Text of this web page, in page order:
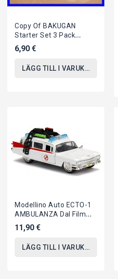
Copy Of BAKUGAN
Starter Set 3 Pack
DIAMOND CYNDEOUS 1
Ultra 2 Normal Etc....
6,90 €
LÄGG TILL I VARUKORGEN
Modellino Auto ECTO-1
AMBULANZA Dal Film
GHOSTBUSTERS Scala
1:64 Hot Wheels...
11,90 €
LÄGG TILL I VARUKORGEN